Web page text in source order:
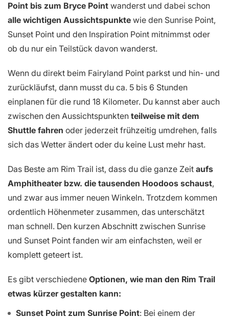
Point bis zum Bryce Point wanderst und dabei schon
alle wichtigen Aussichtspunkte wie den Sunrise Point,
Sunset Point und den Inspiration Point mitnimmst oder
ob du nur ein Teilstück davon wanderst.
Wenn du direkt beim Fairyland Point parkst und hin- und
zurückläufst, dann musst du ca. 5 bis 6 Stunden
einplanen für die rund 18 Kilometer. Du kannst aber auch
zwischen den Aussichtspunkten teilweise mit dem
Shuttle fahren oder jederzeit frühzeitig umdrehen, falls
sich das Wetter ändert oder du keine Lust mehr hast.
Das Beste am Rim Trail ist, dass du die ganze Zeit aufs
Amphitheater bzw. die tausenden Hoodoos schaust,
und zwar aus immer neuen Winkeln. Trotzdem kommen
ordentlich Höhenmeter zusammen, das unterschätzt
man schnell. Den kurzen Abschnitt zwischen Sunrise
und Sunset Point fanden wir am einfachsten, weil er
komplett geteert ist.
Es gibt verschiedene Optionen, wie man den Rim Trail
etwas kürzer gestalten kann:
Sunset Point zum Sunrise Point: Bei einem der